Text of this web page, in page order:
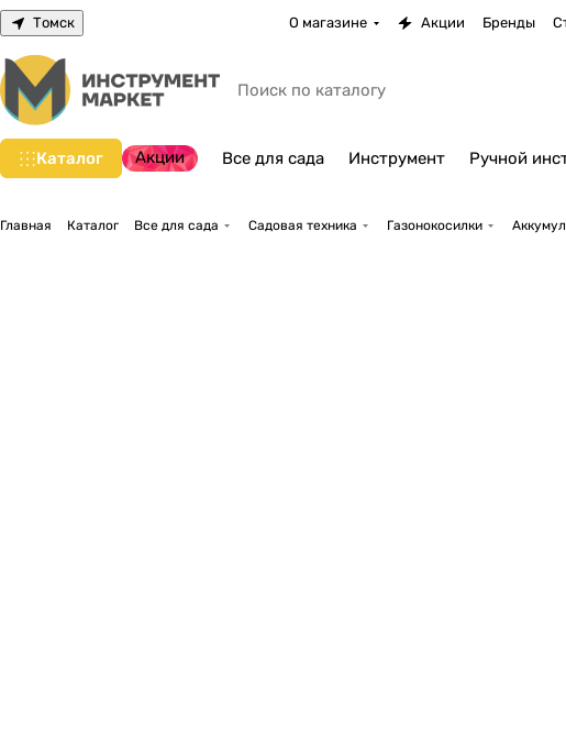
Томск О магазине Акции Бренды
Каталог Акции Все для сада Инструмент Ручной
Главная Каталог Все для сада Садовая техника Газонокосилки